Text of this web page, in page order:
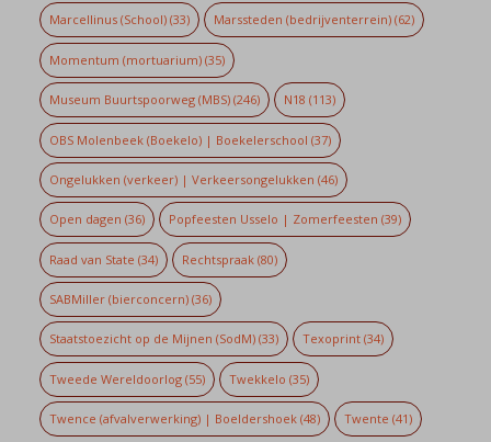
Marcellinus (School)(33) Marssteden (bedrijventerrein) (62)
Momentum (mortuarium)(35)
Museum Buurtspoorweg (MBS)(246) N18 (113)
OBS Molenbeek (Boekelo) | Boekelerschool (37)
Ongelukken (verkeer) | Verkeersongelukken (46)
Open dagen (36) Popfeesten Usselo | Zomerfeesten (39)
Raad van State (34) Rechtspraak (80)
SABMiller (bierconcern)(36)
Staatstoezicht op de Mijnen (SodM)(33) Texoprint (34)
Tweede Wereldoorlog(55) Twekkelo (35)
Twence (afvalverwerking) | Boeldershoek(48) Twente (41)